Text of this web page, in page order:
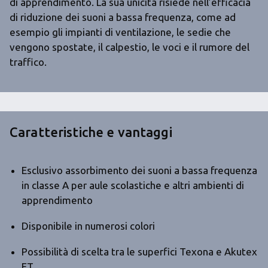
di riduzione dei suoni a bassa frequenza, come ad
esempio gli impianti di ventilazione, le sedie che
vengono spostate, il calpestio, le voci e il rumore del
traffico.
Caratteristiche e vantaggi
Esclusivo assorbimento dei suoni a bassa frequenza
in classe A per aule scolastiche e altri ambienti di
apprendimento
Disponibile in numerosi colori
Possibilità di scelta tra le superfici Texona e Akutex